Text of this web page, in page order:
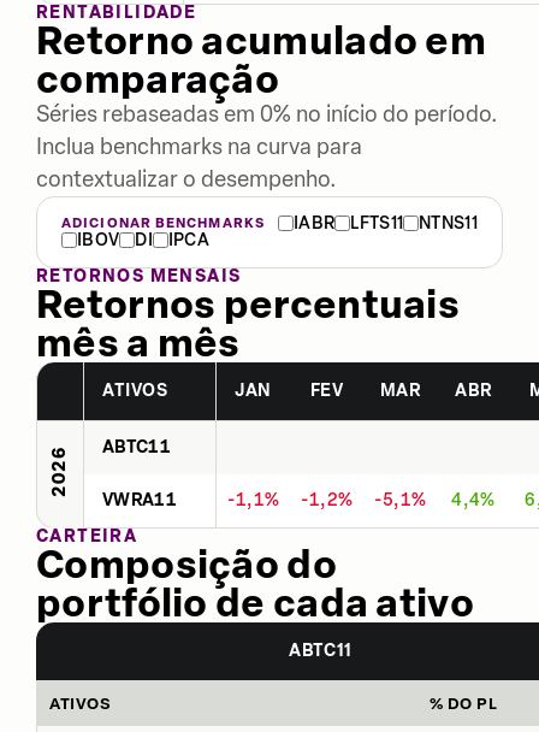
RENTABILIDADE
Retorno acumulado em
comparação
Séries rebaseadas em 0% no início do período.
Inclua benchmarks na curva para
contextualizar o desempenho.
ADICIONAR BENCHMARKS IABR LFTS11
NTNS11
IBOV
DI
IPCA
RETORNOS MENSAIS
Retornos percentuais
mês a mês
ATIVOS JAN FEV MAR ABR
2026 ABTC11
VWRA11 -1,1% -1,2% -5,1% 4,4%
CARTEIRA
Composição do
portfólio de cada ativo
ABTC11
ATIVOS % DO PL